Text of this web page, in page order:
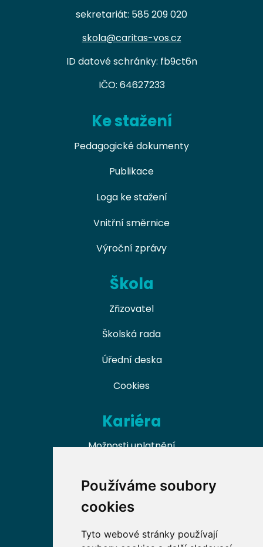
Používáme soubory
cookies
Tyto webové stránky používají
sekretariát: 585 209 020
skola@caritas-vos.cz
ID datové schránky: fb9ct6n
IČO: 64627233
Ke stažení
Pedagogické dokumenty
Publikace
Loga ke stažení
Vnitřní směrnice
Výroční zprávy
Škola
Zřizovatel
Školská rada
Úřední deska
Cookies
Kariéra
Možnosti uplatnění
Nabídky práce v oboru